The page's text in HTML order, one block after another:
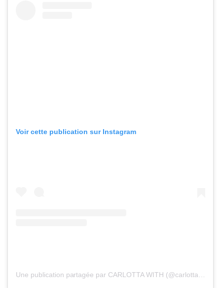
Voir cette publication sur Instagram